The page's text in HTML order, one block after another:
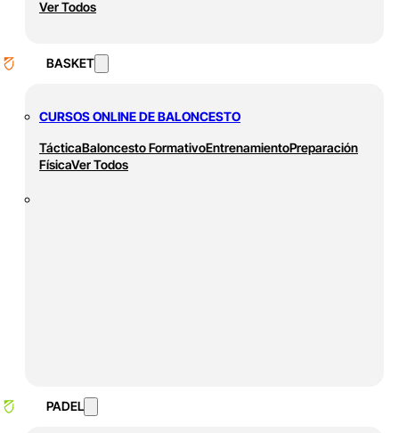
Ver Todos
BASKET
CURSOS ONLINE DE BALONCESTO
TácticaBaloncesto FormativoEntrenamientoPreparación
FísicaVer Todos
PADEL